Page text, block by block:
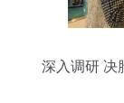
深入调研